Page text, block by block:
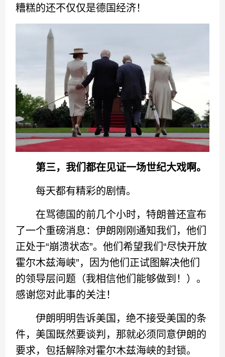
糟糕的还不仅仅是德国经济！
第三，我们都在见证一场世纪大戏啊。
每天都有精彩的剧情。
在骂德国的前几个小时，特朗普还宣布
了一个重磅消息：伊朗刚刚通知我们，他们
正处于“崩溃状态”。他们希望我们“尽快开放
霍尔木兹海峡”，因为他们正试图解决他们
的领导层问题（我相信他们能够做到！）。
感谢您对此事的关注！
伊朗明明告诉美国，绝不接受美国的条
件，美国既然要谈判，那就必须同意伊朗的
要求，包括解除对霍尔木兹海峡的封锁。